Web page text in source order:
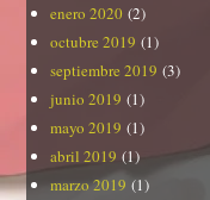
enero 2020 (2)
octubre 2019 (1)
septiembre 2019 (3)
junio 2019 (1)
mayo 2019 (1)
abril 2019 (1)
marzo 2019 (1)